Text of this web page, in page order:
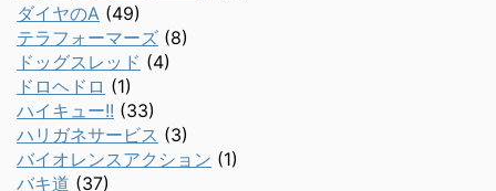
ダイヤのA (49)
テラフォーマーズ (8)
ドッグスレッド (4)
ドロヘドロ (1)
ハイキュー!! (33)
ハリガネサービス (3)
バイオレンスアクション (1)
バキ道 (37)